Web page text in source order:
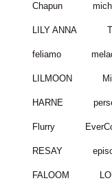
Chapun
LILY ANNA
feliamo
LILMOON
HARNE
Flurry
RESAY
FALOOM